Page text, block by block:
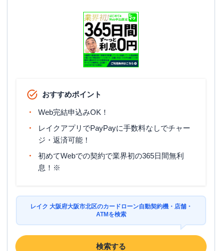
おすすめポイント
Web完結申込みOK！
レイクアプリでPayPayに手数料なしでチャー
ジ・返済可能！
初めてWebでの契約で業界初の365日間無利
息！※
レイク 大阪府大阪市北区のカードローン自動契約機・店舗・
ATMを検索
検索する